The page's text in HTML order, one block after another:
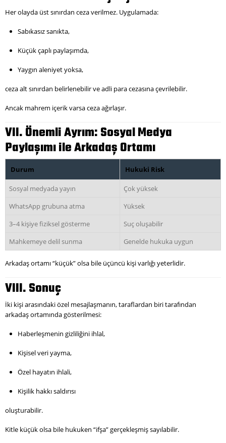
Her olayda üst sınırdan ceza verilmez. Uygulamada:
Sabıkasız sanıkta,
Küçük çaplı paylaşımda,
Yaygın aleniyet yoksa,
ceza alt sınırdan belirlenebilir ve adli para cezasına çevrilebilir.
Ancak mahrem içerik varsa ceza ağırlaşır.
VII. Önemli Ayrım: Sosyal Medya
Paylaşımı ile Arkadaş Ortamı
Durum Hukuki Risk
Sosyal medyada yayın
Çok yüksek
WhatsApp grubuna atma
Yüksek
3–4 kişiye fiziksel gösterme
Suç oluşabilir
Mahkemeye delil sunma
Genelde hukuka uygun
Arkadaş ortamı “küçük” olsa bile üçüncü kişi varlığı yeterlidir.
VIII. Sonuç
İki kişi arasındaki özel mesajlaşmanın, taraflardan biri tarafından
arkadaş ortamında gösterilmesi:
Haberleşmenin gizliliğini ihlal,
Kişisel veri yayma,
Özel hayatın ihlali,
Kişilik hakkı saldırısı
oluşturabilir.
Kitle küçük olsa bile hukuken “ifşa” gerçekleşmiş sayılabilir.